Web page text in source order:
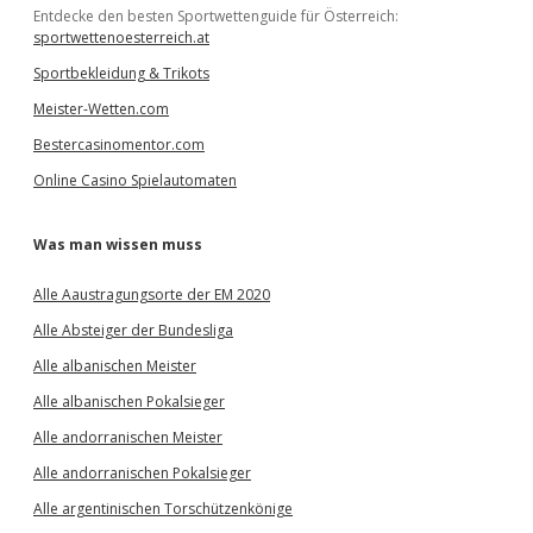
Entdecke den besten Sportwettenguide für Österreich:
sportwettenoesterreich.at
Sportbekleidung & Trikots
Meister-Wetten.com
Bestercasinomentor.com
Online Casino Spielautomaten
Was man wissen muss
Alle Aaustragungsorte der EM 2020
Alle Absteiger der Bundesliga
Alle albanischen Meister
Alle albanischen Pokalsieger
Alle andorranischen Meister
Alle andorranischen Pokalsieger
Alle argentinischen Torschützenkönige